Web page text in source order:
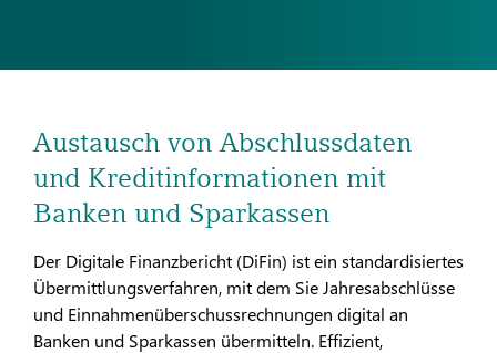
Austausch von Abschlussdaten
und Kreditinformationen mit
Banken und Sparkassen
Der Digitale Finanzbericht (DiFin) ist ein standardisiertes
Übermittlungsverfahren, mit dem Sie Jahresabschlüsse
und Einnahmenüberschussrechnungen digital an
Banken und Sparkassen übermitteln. Effizient,